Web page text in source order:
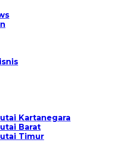
Kartanegara
Barat
Timur